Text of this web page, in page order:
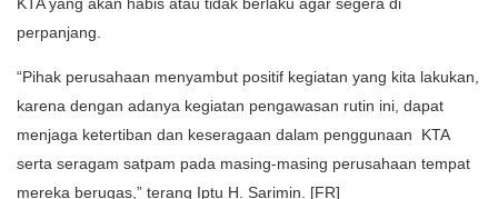
KTA yang akan habis atau tidak berlaku agar segera di
perpanjang.
“Pihak perusahaan menyambut positif kegiatan yang kita lakukan,
karena dengan adanya kegiatan pengawasan rutin ini, dapat
menjaga ketertiban dan keseragaan dalam penggunaan KTA
serta seragam satpam pada masing-masing perusahaan tempat
mereka berugas,” terang Iptu H. Sarimin. [FR]